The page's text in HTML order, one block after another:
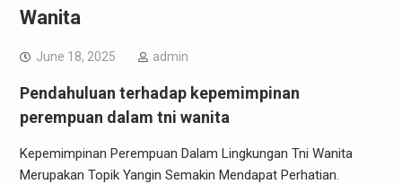
Wanita
June 18, 2025 admin
Pendahuluan terhadap kepemimpinan
perempuan dalam tni wanita
Kepemimpinan Perempuan Dalam Lingkungan Tni Wanita
Merupakan Topik Yangin Semakin Mendapat Perhatian.